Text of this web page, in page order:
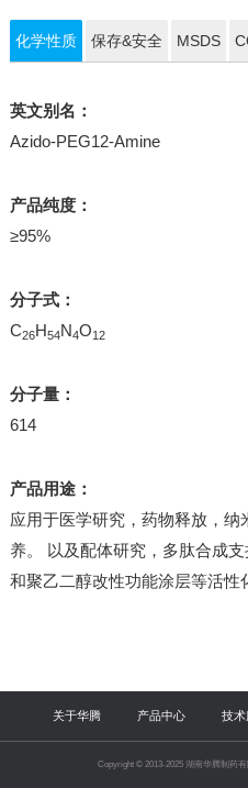
化学性质 保存&安全 MSDS
英文别名：
Azido-PEG12-Amine
产品纯度：
≥95%
分子式：
C26H54N4O12
分子量：
614
产品用途：
应用于医学研究，药物释放，
养。 以及配体研究，多肽合成
和聚乙二醇改性功能涂层等活性
关于华腾 产品中心 技术
Copyright © 2013-2025 湖南华腾制药